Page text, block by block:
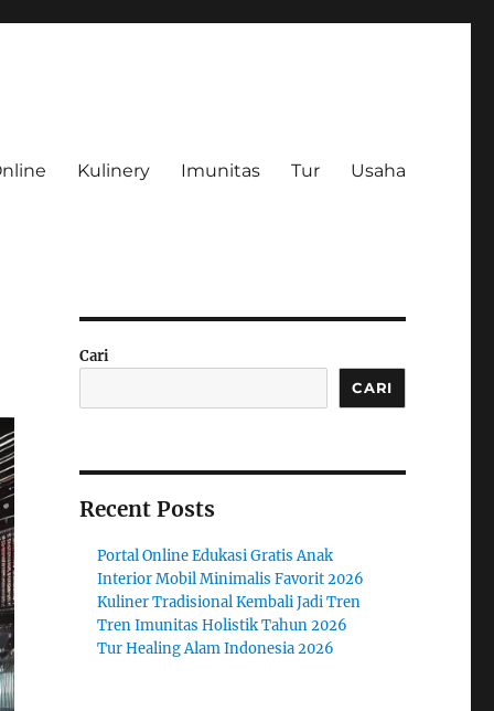
Kulinery Imunitas Tur Usaha
Cari
CARI
Recent Posts
Portal Online Edukasi Gratis Anak
Interior Mobil Minimalis Favorit 2026
Kuliner Tradisional Kembali Jadi Tren
Tren Imunitas Holistik Tahun 2026
Tur Healing Alam Indonesia 2026